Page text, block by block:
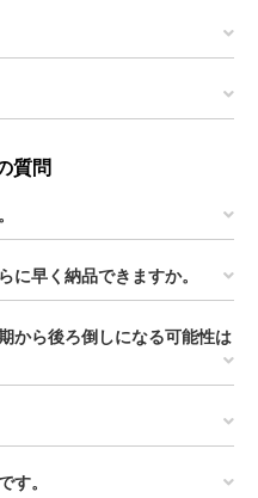
質問
に早く納品できますか。
から後ろ倒しになる可能性は
す。